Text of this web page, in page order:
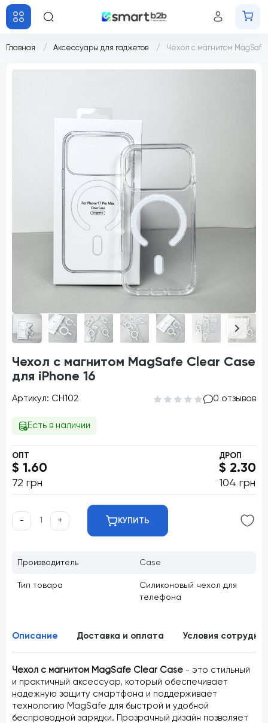
Главная Аксессуары для гаджетов Чехол с магнитом
Чехол с магнитом MagSafe Clear Case
для iPhone 16
Артикул: CH102 0 отзывов
Есть в наличии
ОПТ
$ 1.60
72 грн
ДРОП
$ 2.30
104 грн
- + КУПИТЬ
Производитель Case
Тип товара
Силиконовый чехол для
телефона
Описание Доставка и оплата Условия
Чехол с магнитом MagSafe Clear Case - это стильный
и практичный аксессуар, который обеспечивает
надежную защиту смартфона и поддерживает
технологию MagSafe для быстрой и удобной
беспроводной зарядки. Прозрачный дизайн позволяет